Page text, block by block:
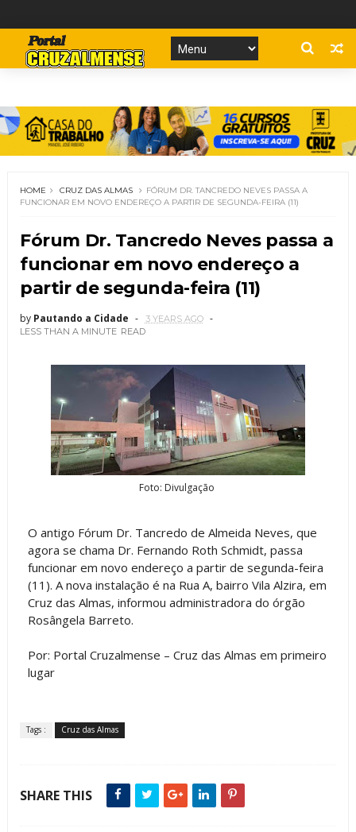
HOME CRUZ DAS ALMAS
FÓRUM DR. TANCREDO NEVES PASSA A
FUNCIONAR EM NOVO ENDEREÇO A PARTIR DE SEGUNDA-FEIRA (11)
Fórum Dr. Tancredo Neves passa a
funcionar em novo endereço a
partir de segunda-feira (11)
by Pautando a Cidade
3 YEARS AGO
LESS THAN A MINUTE READ
Foto: Divulgação
O antigo Fórum Dr. Tancredo de Almeida Neves, que
agora se chama Dr. Fernando Roth Schmidt, passa
funcionar em novo endereço a partir de segunda-feira
(11). A nova instalação é na Rua A, bairro Vila Alzira, em
Cruz das Almas, informou administradora do órgão
Rosângela Barreto.
Por: Portal Cruzalmense – Cruz das Almas em primeiro
lugar
Tags : Cruz das Almas
SHARE THIS